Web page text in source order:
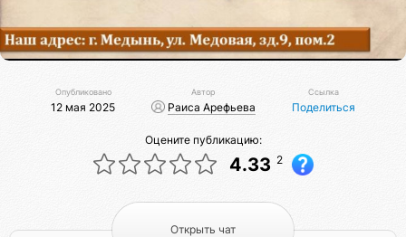
Опубликовано
12 мая 2025
Автор
Раиса Арефьева
Ссылка
Поделиться
Оцените публикацию:
4.33 2
Открыть чат